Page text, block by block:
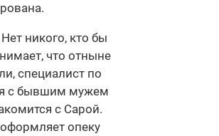
никого, кто бы
что отныне
специалист по
с бывшим мужем
с Сарой.
опеку